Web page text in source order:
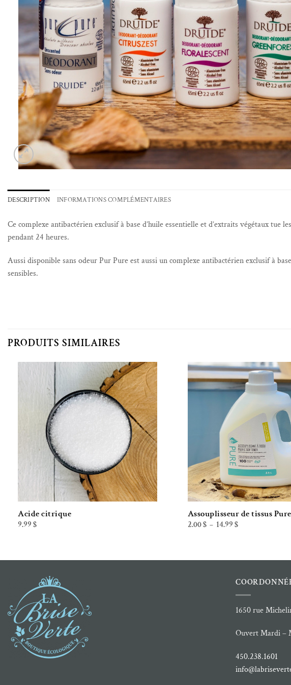
DESCRIPTION INFORMATIONS COMPLÉMENTAIRES
Ce complexe antibactérien exclusif à base d’huile essentielle et d’extraits végétaux
pendant 24 heures.
Aussi disponible sans odeur Pur Pure est aussi un complexe antibactérien exclusif à
sensibles.
PRODUITS SIMILAIRES
Ajouter à la liste de souhaits
Acide citrique
9.99 $
Ajouter à la liste de
Assouplisseur de tissus Pure
2.00$ – 14.99 $Plage
14.99 $
1650 rue
Ouvert Mardi –
450.238.1601